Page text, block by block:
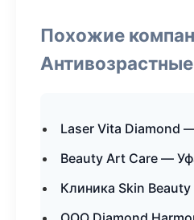
Похожие
Laser Vita Diamond
Beauty Art Care —
Клиника Skin